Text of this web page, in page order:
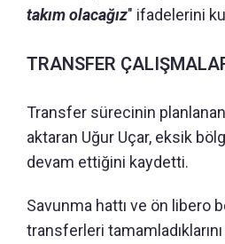
takım olacağız" ifadelerini
TRANSFER
Transfer sürecinin
aktaran Uğur Uçar, eksik
devam ettiğini kaydetti.
Savunma hattı ve ön libero
transferleri